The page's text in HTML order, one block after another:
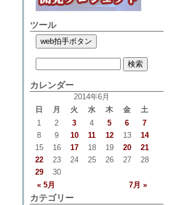
ツール
カレンダー
2014年6月
日
月 火 水 木 金 土
« 5月 7月 »
1 2 3 4 5 6
7
8
9 10 11 12 13
14
15
16 17 18 19 20
21
22
23 24 25 26 27
28
29
30
カテゴリー